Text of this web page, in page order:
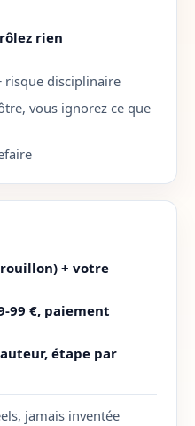
rien
disciplinaire
vous ignorez ce que
+ votre
99 €, paiement
étape par
jamais inventée